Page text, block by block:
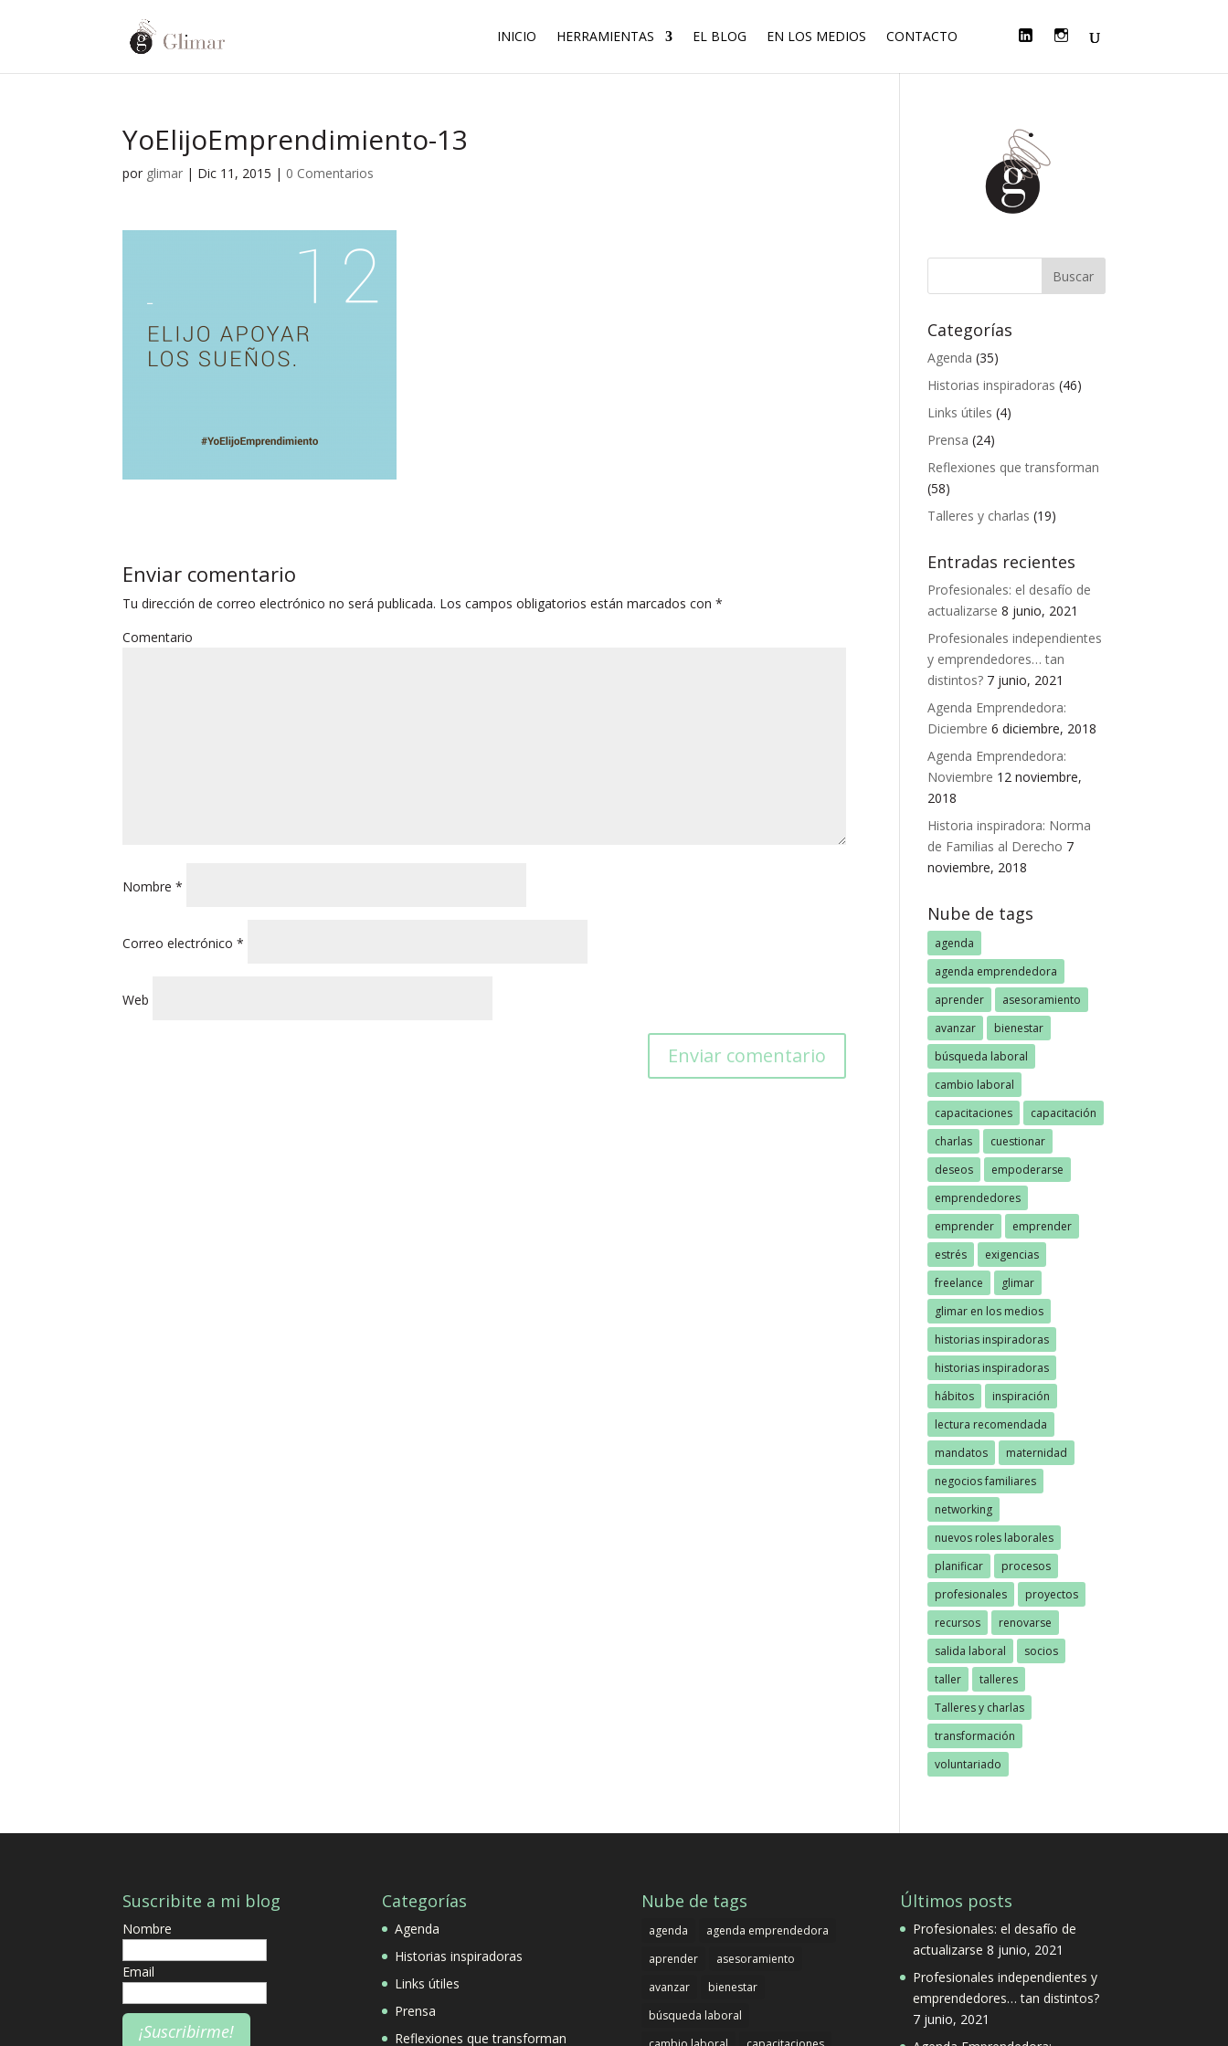
INICIO HERRAMIENTAS EL BLOG EN LOS MEDIOS CONTACTO
E T
L
I
K
I
N
T
YoElijoEmprendimiento-13
por glimar | Dic 11, 2015 | 0 Comentarios
Enviar comentario
Tu dirección de correo electrónico no será publicada. Los campos obligatorios están marcados con*
Comentario
Nombre*
Correo electrónico*
Web
Categorías
Agenda (35)
Historias inspiradoras (46)
Links útiles (4)
Prensa (24)
Reflexiones que transforman
(58)
Talleres y charlas (19)
Entradas recientes
Profesionales: el desafío de
actualizarse 8 junio, 2021
Profesionales independientes
y emprendedores… tan
distintos? 7 junio, 2021
Agenda Emprendedora:
Diciembre 6 diciembre, 2018
Agenda Emprendedora:
Noviembre 12 noviembre,
2018
Historia inspiradora: Norma
de Familias al Derecho 7
noviembre, 2018
Nube de tags
agenda
agenda emprendedora
aprender
asesoramiento
avanzar
bienestar
búsqueda laboral
cambio laboral
capacitaciones
capacitación
charlas
cuestionar
deseos
empoderarse
emprendedores
emprender
emprender
estrés
exigencias
freelance
glimar
glimar en los medios
historias inspiradoras
historias inspiradoras
hábitos
inspiración
lectura recomendada
mandatos
maternidad
negocios familiares
networking
nuevos roles laborales
planificar
procesos
profesionales
proyectos
recursos
renovarse
salida laboral
socios
taller
talleres
Talleres y charlas
transformación
voluntariado
Suscribite a mi blog
Nombre
Email
Categorías
Agenda
Historias inspiradoras
Links útiles
Prensa
Reflexiones que transforman
Nube de tags
agenda
agenda emprendedora
aprender
asesoramiento
avanzar
bienestar
búsqueda laboral
Últimos posts
Profesionales: el desafío de
actualizarse 8 junio, 2021
Profesionales independientes y
emprendedores… tan distintos?
7 junio, 2021